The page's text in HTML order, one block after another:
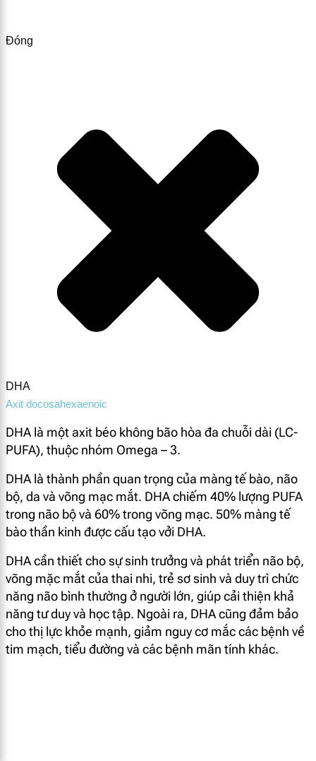
Đóng
DHA
Axit docosahexaenoic
DHA là một axit béo không bão hòa đa chuỗi dài (LC-
PUFA), thuộc nhóm Omega – 3.
DHA là thành phần quan trọng của màng tế bào, não
bộ, da và võng mạc mắt. DHA chiếm 40% lượng PUFA
trong não bộ và 60% trong võng mạc. 50% màng tế
bào thần kinh được cấu tạo vởi DHA.
DHA cần thiết cho sự sinh trưởng và phát triển não bộ,
võng mặc mắt của thai nhi, trẻ sơ sinh và duy trì chức
năng não bình thường ở người lớn, giúp cải thiện khả
năng tư duy và học tập. Ngoài ra, DHA cũng đảm bảo
cho thị lực khỏe mạnh, giảm nguy cơ mắc các bệnh về
tim mạch, tiểu đường và các bệnh mãn tính khác.